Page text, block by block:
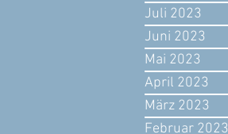
Juli 2023
Juni 2023
Mai 2023
April 2023
März 2023
Februar 2023